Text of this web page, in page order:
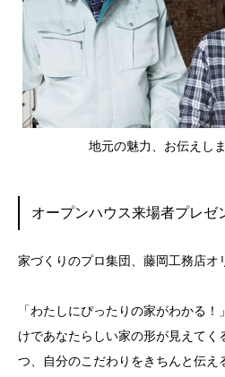
地元の魅力、お伝えしま
オープンハウス来場者プレゼ
家づくりのプロ集団、藤岡工務店オ
「わたしにぴったりの家がわかる
けであなたらしい家の形が見えてく
つ、自分のこだわりをきちんと伝え